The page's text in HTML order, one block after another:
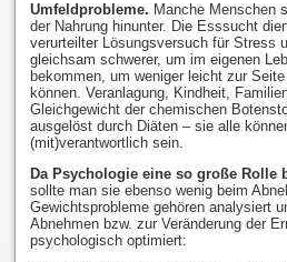
Umfeldprobleme. Manche Menschen
der Nahrung hinunter. Die Esssucht
verurteilter Lösungsversuch für Stress
gleichsam schwerer, um im eigenen
bekommen, um weniger leicht zur
können. Veranlagung, Kindheit,
Gleichgewicht der chemischen
ausgelöst durch Diäten – sie alle
(mit)verantwortlich sein.
Da Psychologie eine so große Rolle
sollte man sie ebenso wenig beim
Gewichtsprobleme gehören analysiert
Abnehmen bzw. zur Veränderung der
psychologisch optimiert: